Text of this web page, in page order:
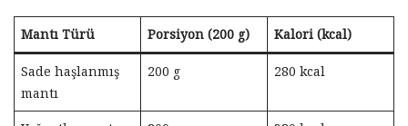
Mantı Türü Porsiyon (200 g) Kalori (kcal)
Sade haşlanmış
mantı
200 g 280 kcal